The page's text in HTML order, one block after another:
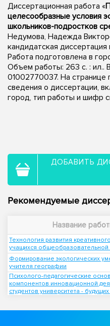
Диссертационная работа «
целесообразные условия
школьников-подростков
Недумова, Надежда
кандидатская диссертация
Работа подготовлена в
Объем работы: 263 с. : ил..
01002770037. На странице
сведения о диссертации,
город, тип работы и шифр
ДОБАВИТЬ
Рекомендуемые
Название
Технология развития
учащихся
Формирование экологических
учителя географии
Психолого-педагогические
компонентов инновационной
студентов университета -